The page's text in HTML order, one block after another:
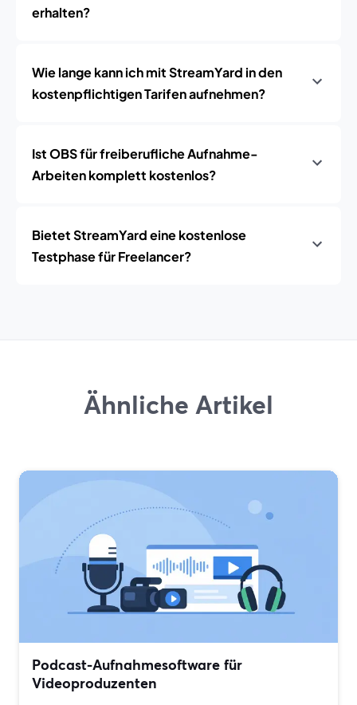
erhalten?
Wie lange kann ich mit StreamYard in den
kostenpflichtigen Tarifen aufnehmen?
Ist OBS für freiberufliche Aufnahme-
Arbeiten komplett kostenlos?
Bietet StreamYard eine kostenlose
Testphase für Freelancer?
Ähnliche Artikel
Podcast-Aufnahmesoftware für
Videoproduzenten